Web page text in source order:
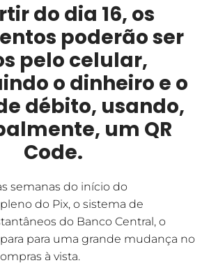
do dia 16, os
poderão ser
pelo celular,
o dinheiro e o
débito, usando,
um QR
Code.
semanas do início do
do Pix, o sistema de
do Banco Central, o
para uma grande mudança no
à vista.